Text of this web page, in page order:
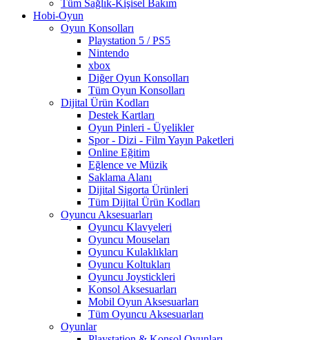
Tüm Sağlık-Kişisel Bakım
Hobi-Oyun
Oyun Konsolları
Playstation 5 / PS5
Nintendo
xbox
Diğer Oyun Konsolları
Tüm Oyun Konsolları
Dijital Ürün Kodları
Destek Kartları
Oyun Pinleri - Üyelikler
Spor - Dizi - Film Yayın Paketleri
Online Eğitim
Eğlence ve Müzik
Saklama Alanı
Dijital Sigorta Ürünleri
Tüm Dijital Ürün Kodları
Oyuncu Aksesuarları
Oyuncu Klavyeleri
Oyuncu Mouseları
Oyuncu Kulaklıkları
Oyuncu Koltukları
Oyuncu Joystickleri
Konsol Aksesuarları
Mobil Oyun Aksesuarları
Tüm Oyuncu Aksesuarları
Oyunlar